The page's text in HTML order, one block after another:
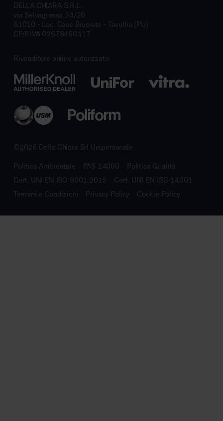
DELLA CHIARA S.R.L.
via Selvagrossa 24/26
61010 - Loc. Case Bruciate - Tavullia (PU)
CF/P.IVA 02678460417
Rivenditore online autorizzato
©2026 Della Chiara Srl Unipersonale
Politica Ambientale PAS 24000
Politica Qualità
Cert. UNI EN ISO 9001:2015
Cert. UNI EN ISO 14001
Termini e Condizioni
Privacy Policy Cookie Policy